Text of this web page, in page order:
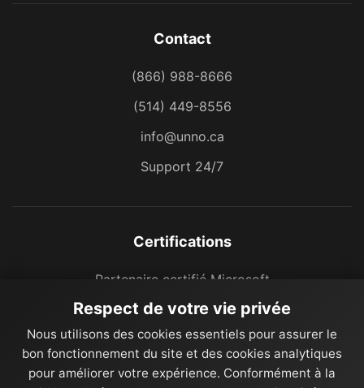
Contact
(866) 988-8666
(514) 449-8556
info@unno.ca
Support 24/7
Certifications
Partenaire certifié Microsoft
Respect de votre vie privée
Nous utilisons des cookies essentiels pour assurer le
bon fonctionnement du site et des cookies analytiques
pour améliorer votre expérience. Conformément à la